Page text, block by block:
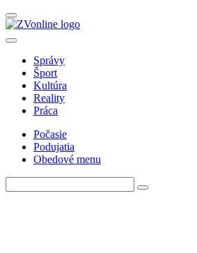
Správy
Šport
Kultúra
Reality
Práca
Počasie
Podujatia
Obedové menu